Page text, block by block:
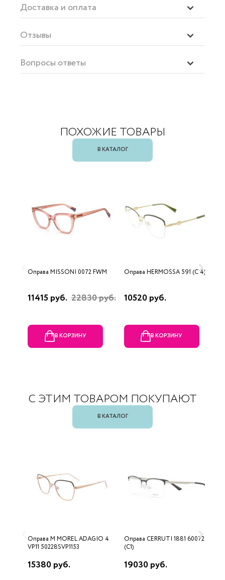
Доставка и оплата
Отзывы
Вопросы ответы
ПОХОЖИЕ ТОВАРЫ
В КАТАЛОГ
Оправа MISSONI 0072 FWM
11415 руб. 22830 руб.
В КОРЗИНУ
Оправа HERMOSSA 591 (C 4)
10520 руб.
В КОРЗИНУ
С ЭТИМ ТОВАРОМ ПОКУПАЮТ
В КАТАЛОГ
Оправа M MOREL ADAGIO 4
VP11 50228SVP1153
15380 руб.
Оправа CERRUTI 1881 60072
(C1)
19030 руб.